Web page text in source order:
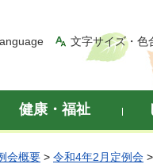
文字サイズ・色
健康・福祉
会概要 > 令和4年2月定例会 >